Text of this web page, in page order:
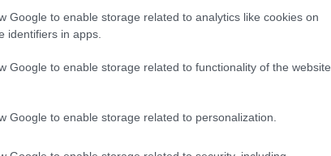
Google to enable storage related to analytics like cookies on
identifiers in apps.
Google to enable storage related to functionality of the website
Google to enable storage related to personalization.